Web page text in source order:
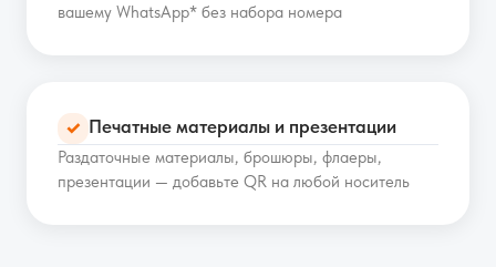
вашему WhatsApp* без набора номера
✓ Печатные материалы и презентации
Раздаточные материалы, брошюры, флаеры,
презентации — добавьте QR на любой носитель